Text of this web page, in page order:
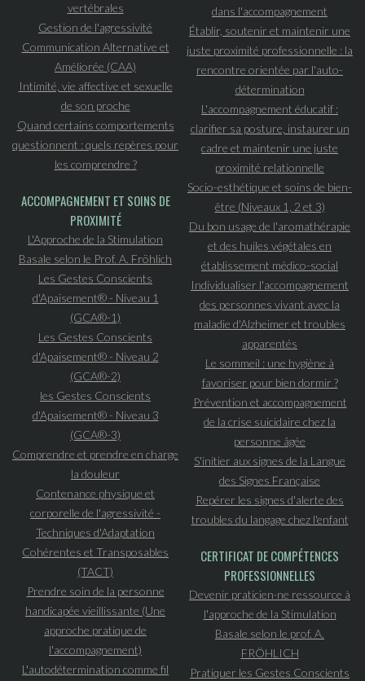
vertébrales
Gestion de l'agressivité
Communication Alternative et
Améliorée (CAA)
Intimité, vie affective et sexuelle
de son proche
Quand certains comportements
questionnent : quels repères pour
les comprendre ?
ACCOMPAGNEMENT ET SOINS DE
PROXIMITÉ
L'Approche de la Stimulation
Basale selon le Prof. A. Fröhlich
Les Gestes Conscients
d'Apaisement® - Niveau 1
(GCA®-1)
Les Gestes Conscients
d'Apaisement® - Niveau 2
(GCA®-2)
les Gestes Conscients
d'Apaisement® - Niveau 3
(GCA®-3)
Comprendre et prendre en charge
la douleur
Contenance physique et
corporelle de l'agressivité -
Techniques d'Adaptation
Cohérentes et Transposables
(TACT)
Prendre soin de la personne
handicapée vieillissante (Une
approche pratique de
l'accompagnement)
L'autodétermination comme fil
dans l'accompagnement
Établir, soutenir et maintenir une
juste proximité professionnelle : la
rencontre orientée par l'auto-
détermination
L'accompagnement éducatif :
clarifier sa posture, instaurer un
cadre et maintenir une juste
proximité relationnelle
Socio-esthétique et soins de bien-
être (Niveaux 1, 2 et 3)
Du bon usage de l'aromathérapie
et des huiles végétales en
établissement médico-social
Individualiser l'accompagnement
des personnes vivant avec la
maladie d'Alzheimer et troubles
apparentés
Le sommeil : une hygiène à
favoriser pour bien dormir ?
Prévention et accompagnement
de la crise suicidaire chez la
personne âgée
S'initier aux signes de la Langue
des Signes Française
Repérer les signes d'alerte des
troubles du langage chez l'enfant
CERTIFICAT DE COMPÉTENCES
PROFESSIONNELLES
Devenir praticien·ne ressource à
l'approche de la Stimulation
Basale selon le prof. A.
FRÖHLICH
Pratiquer les Gestes Conscients